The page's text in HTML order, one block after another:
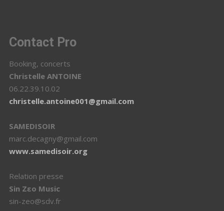
Contact Pro
Booking, concerts
Christelle ANTOINE
06.22.39.10.02
christelle.antoine001@gmail.com
SAMEDISOIR
marc.decagny@gmail.com
www.samedisoir.org
Relation presse
Sin Zεo Music
sin-zeo@sdv.fr